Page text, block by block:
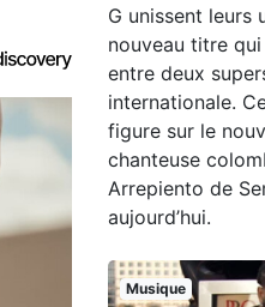
G unissent leurs
nouveau titre
entre deux
internationale.
figure sur le
chanteuse
Arrepiento de
aujourd’hui.
Musique